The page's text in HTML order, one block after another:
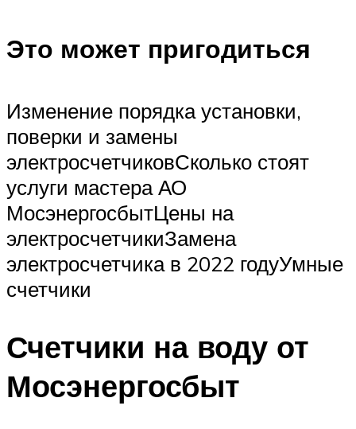
Это может пригодиться
Изменение порядка установки,
поверки и замены
электросчетчиковСколько стоят
услуги мастера АО
МосэнергосбытЦены на
электросчетчикиЗамена
электросчетчика в 2022 годуУмные
счетчики
Счетчики на воду от
Мосэнергосбыт